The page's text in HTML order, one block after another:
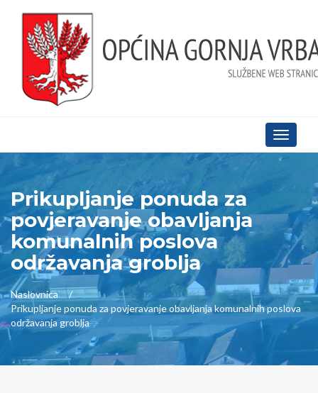
Toggle
Prikupljanje ponuda za
povjeravanje obavljanja
komunalnih poslova
održavanja groblja
Naslovnica
Prikupljanje ponuda za povjeravanje obavljanja komunalnih poslova
održavanja groblja